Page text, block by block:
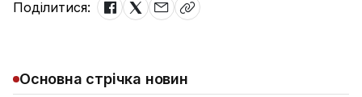
Поділитися:
Основна стрічка новин